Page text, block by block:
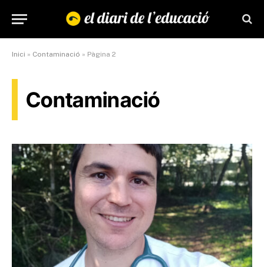
Inici » Contaminació » Pàgina 2
Contaminació